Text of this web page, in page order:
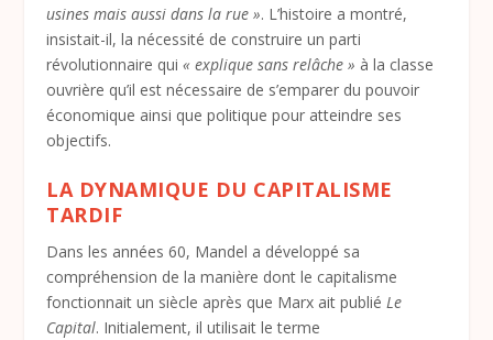
usines mais aussi dans la rue ». L’histoire a montré,
insistait-il, la nécessité de construire un parti
révolutionnaire qui« explique sans relâche » à la classe
ouvrière qu’il est nécessaire de s’emparer du pouvoir
économique ainsi que politique pour atteindre ses
objectifs.
LA DYNAMIQUE DU CAPITALISME
TARDIF
Dans les années 60, Mandel a développé sa
compréhension de la manière dont le capitalisme
fonctionnait un siècle après que Marx ait publiéLe
Capital. Initialement, il utilisait le terme